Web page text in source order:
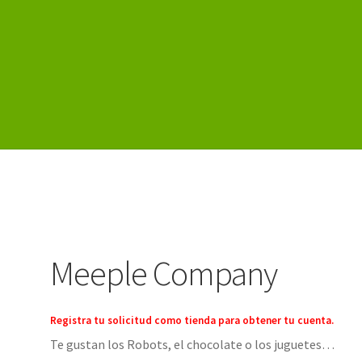
Meeple Company
Registra tu solicitud como tienda para obtener tu cuenta.
Te gustan los Robots, el chocolate o los juguetes…